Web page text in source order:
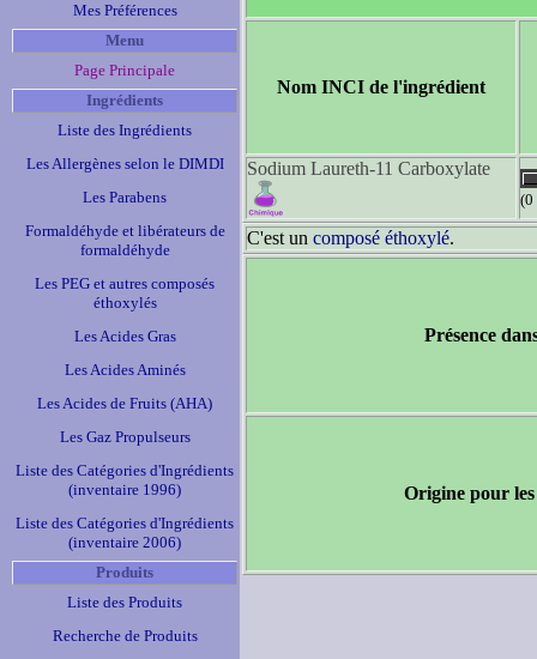
Mes Préférences
Menu
Page Principale
Ingrédients
Liste des Ingrédients
Les Allergènes selon le DIMDI
Les Parabens
Formaldéhyde et libérateurs de
formaldéhyde
Les PEG et autres composés
éthoxylés
Les Acides Gras
Les Acides Aminés
Les Acides de Fruits (AHA)
Les Gaz Propulseurs
Liste des Catégories d'Ingrédients
(inventaire 1996)
Liste des Catégories d'Ingrédients
(inventaire 2006)
Produits
Liste des Produits
Recherche de Produits
Nom INCI de l'ingrédient
Sodium Laureth-11 Carboxylate
(0
C'est un composé éthoxylé.
Présence
Origine pour les